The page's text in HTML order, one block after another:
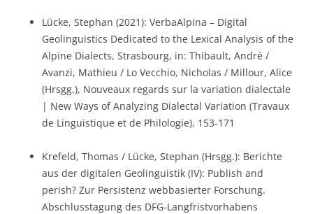
Lücke, Stephan (2021): VerbaAlpina – Digital
Geolinguistics Dedicated to the Lexical Analysis of the
Alpine Dialects, Strasbourg, in: Thibault, André /
Avanzi, Mathieu / Lo Vecchio, Nicholas / Millour, Alice
(Hrsgg.), Nouveaux regards sur la variation dialectale
| New Ways of Analyzing Dialectal Variation (Travaux
de Linguistique et de Philologie), 153-171
Krefeld, Thomas / Lücke, Stephan (Hrsgg.): Berichte
aus der digitalen Geolinguistik (IV): Publish and
perish? Zur Persistenz webbasierter Forschung.
Abschlusstagung des DFG-Langfristvorhabens